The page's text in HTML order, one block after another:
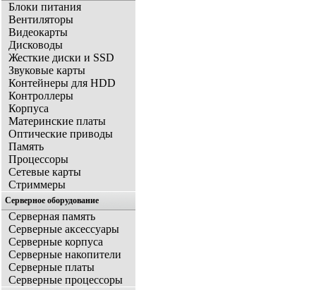
Блоки питания
Вентиляторы
Видеокарты
Дисководы
Жесткие диски и SSD
Звуковые карты
Контейнеры для HDD
Контроллеры
Корпуса
Материнские платы
Оптические приводы
Память
Процессоры
Сетевые карты
Стриммеры
Серверное оборудование
Серверная память
Серверные аксессуары
Серверные корпуса
Серверные накопители
Серверные платы
Серверные процессоры